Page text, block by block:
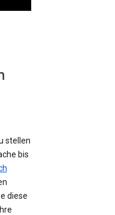
stellen
bis
diese